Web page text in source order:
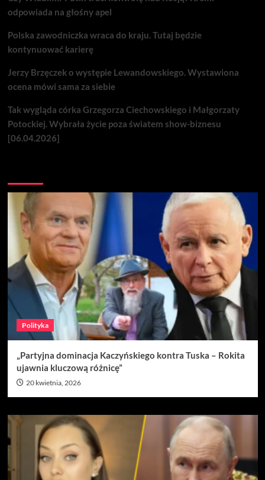
odpowiada na głośny apel
Polska zawodniczka wraca do kraju. Tutaj będzie
kontynuować karierę
Jerzy Brzęczek o występie Lewandowskiego. Wystawiona
ocena mówi sama za siebie
Tak wygląda córka Grzegorza Ciechowskiego i Małgorzaty
Potockiej. Wybrała życie poza światem show-biznesu
[06.04.2026]
Polityka
„Partyjna dominacja Kaczyńskiego kontra Tuska – Rokita
ujawnia kluczową różnicę”
20 kwietnia, 2026